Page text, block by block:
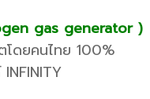
gas generator )
โดยคนไทย 100%